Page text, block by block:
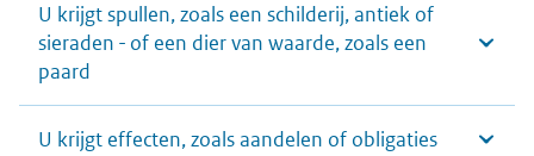
U krijgt spullen, zoals een schilderij, antiek of
sieraden - of een dier van waarde, zoals een
paard
U krijgt effecten, zoals aandelen of obligaties